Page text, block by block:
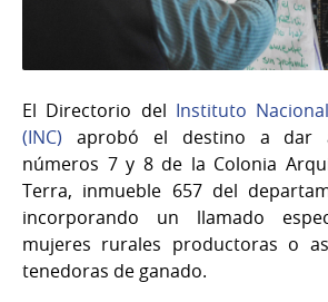
El Directorio del Instituto
(INC) aprobó el destino a dar
números 7 y 8 de la Colonia
Terra, inmueble 657 del
incorporando un llamado
mujeres rurales productoras o
tenedoras de ganado.